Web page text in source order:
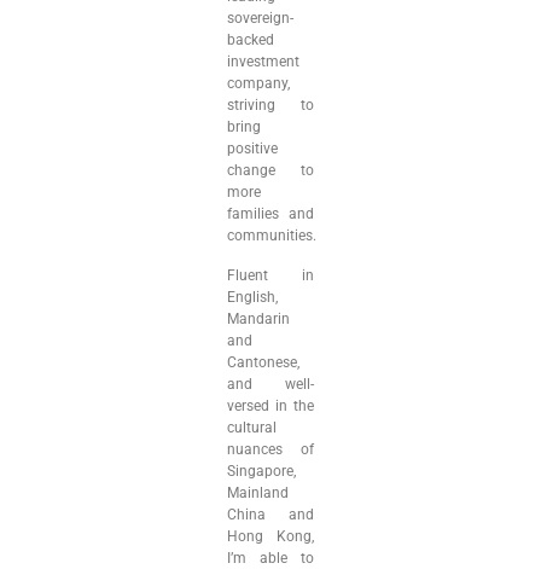
sovereign-
backed
investment
company,
striving to
bring
positive
change to
more
families and
communities.
Fluent in
English,
Mandarin
and
Cantonese,
and well-
versed in the
cultural
nuances of
Singapore,
Mainland
China and
Hong Kong,
I’m able to